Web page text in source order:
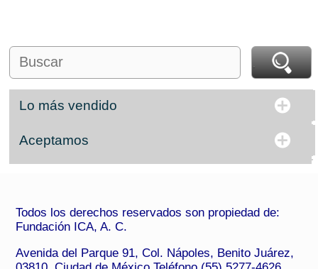
Lo más vendido
Aceptamos
Todos los derechos reservados son propiedad de:
Fundación ICA, A. C.
Avenida del Parque 91, Col. Nápoles, Benito Juárez,